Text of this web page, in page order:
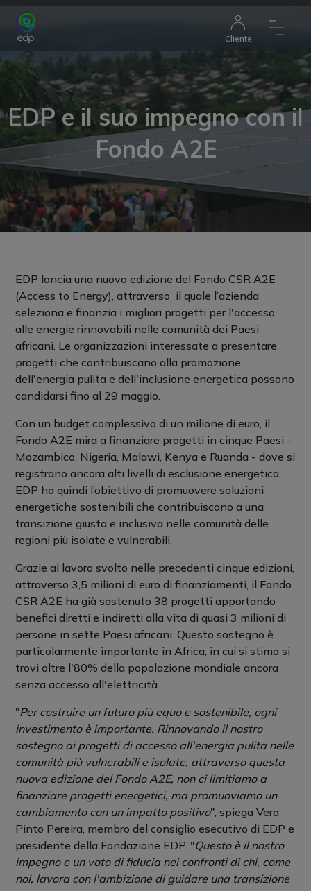
Cliente
EDP e il suo impegno con il
Fondo A2E
EDP lancia una nuova edizione del Fondo CSR A2E
(Access to Energy), attraverso il quale l’azienda
seleziona e finanzia i migliori progetti per l'accesso
alle energie rinnovabili nelle comunità dei Paesi
africani. Le organizzazioni interessate a presentare
progetti che contribuiscano alla promozione
dell'energia pulita e dell'inclusione energetica possono
candidarsi fino al 29 maggio.
Con un budget complessivo di un milione di euro, il
Fondo A2E mira a finanziare progetti in cinque Paesi -
Mozambico, Nigeria, Malawi, Kenya e Ruanda - dove si
registrano ancora alti livelli di esclusione energetica.
EDP ha quindi l’obiettivo di promuovere soluzioni
energetiche sostenibili che contribuiscano a una
transizione giusta e inclusiva nelle comunità delle
regioni più isolate e vulnerabili.
Grazie al lavoro svolto nelle precedenti cinque edizioni,
attraverso 3,5 milioni di euro di finanziamenti, il Fondo
CSR A2E ha già sostenuto 38 progetti apportando
benefici diretti e indiretti alla vita di quasi 3 milioni di
persone in sette Paesi africani. Questo sostegno è
particolarmente importante in Africa, in cui si stima si
trovi oltre l'80% della popolazione mondiale ancora
senza accesso all'elettricità.
"Per costruire un futuro più equo e sostenibile, ogni
investimento è importante. Rinnovando il nostro
sostegno ai progetti di accesso all'energia pulita nelle
comunità più vulnerabili e isolate, attraverso questa
nuova edizione del Fondo A2E, non ci limitiamo a
finanziare progetti energetici, ma promuoviamo un
cambiamento con un impatto positivo", spiega Vera
Pinto Pereira, membro del consiglio esecutivo di EDP e
presidente della Fondazione EDP. "Questo è il nostro
impegno e un voto di fiducia nei confronti di chi, come
noi, lavora con l'ambizione di guidare una transizione